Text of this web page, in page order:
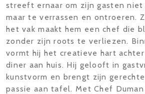
streeft ernaar om zijn gasten
maar te verrassen en ontroeren.
het vak maakt hem een chef die
zonder zijn roots te verliezen.
vormt hij het creatieve hart
diner aan huis. Hij gelooft in
kunstvorm en brengt zijn
passie aan tafel. Met Chef